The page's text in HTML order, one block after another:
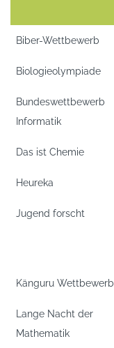
Biber-Wettbewerb
Biologieolympiade
Bundeswettbewerb
Informatik
Das ist Chemie
Heureka
Jugend forscht
Känguru Wettbewerb
Lange Nacht der
Mathematik